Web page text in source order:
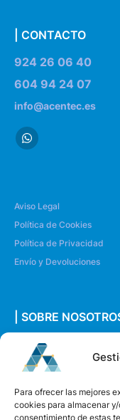
Para ofrecer las mejores
cookies para almacenar
consentimiento de estas
| CONTACTO
924 26 06 40
604 94 24 07
info@acentec.es
Aviso Legal
Política de Cookies
Política de Privacidad
Envío y Devoluciones
| SOBRE
Quiénes somos
Envíanos un mensaje